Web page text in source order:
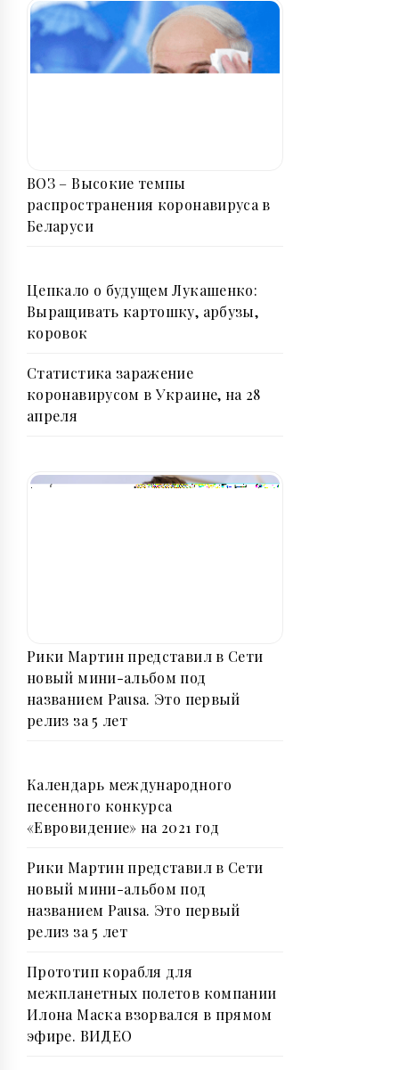
ВОЗ – Высокие темпы
распространения коронавируса в
Беларуси
Цепкало о будущем Лукашенко:
Выращивать картошку, арбузы,
коровок
Статистика заражение
коронавирусом в Украине, на 28
апреля
Рики Мартин представил в Сети
новый мини-альбом под
названием Pausa. Это первый
релиз за 5 лет
Календарь международного
песенного конкурса
«Евровидение» на 2021 год
Рики Мартин представил в Сети
новый мини-альбом под
названием Pausa. Это первый
релиз за 5 лет
Прототип корабля для
межпланетных полетов компании
Илона Маска взорвался в прямом
эфире. ВИДЕО